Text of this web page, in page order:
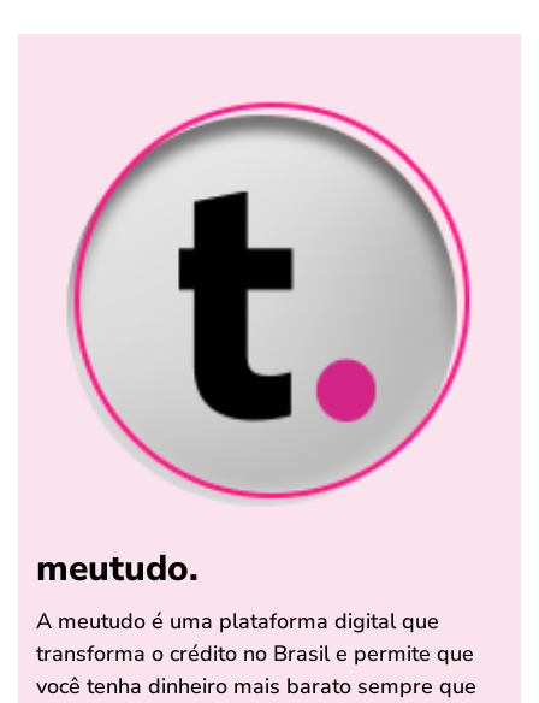
meutudo.
A meutudo é uma plataforma digital que
transforma o crédito no Brasil e permite que
você tenha dinheiro mais barato sempre que